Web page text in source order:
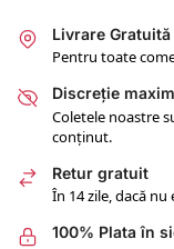
Livrare Gratuită
Pentru toate
Discreție
Coletele noastre
conținut.
Retur gratuit
În 14 zile, dacă
100% Plata în